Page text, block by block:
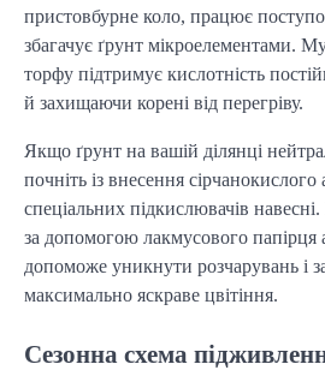
пристовбурне коло, працює
збагачує ґрунт мікроелементами.
торфу підтримує кислотність
й захищаючи корені від перегріву.
Якщо ґрунт на вашій ділянці
почніть із внесення
спеціальних підкислювачів
за допомогою лакмусового папірця
допоможе уникнути розчарувань і
максимально яскраве цвітіння.
Сезонна схема